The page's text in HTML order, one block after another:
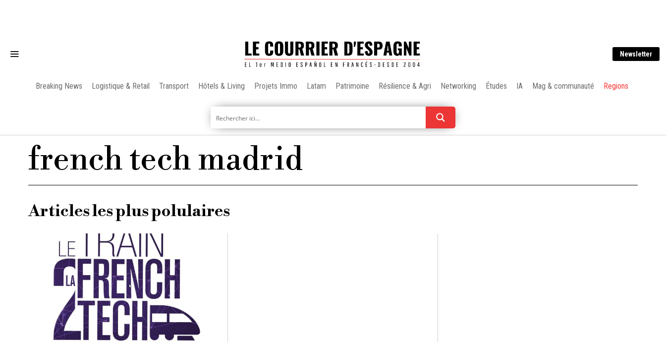
Newsletter
Breaking News Logistique & Retail Transport Hôtels & Living Projets Immo Latam Patrimoine Résilience & Agri Networking Études IA Mag & communauté Regions
french tech madrid
Articles les plus polulaires